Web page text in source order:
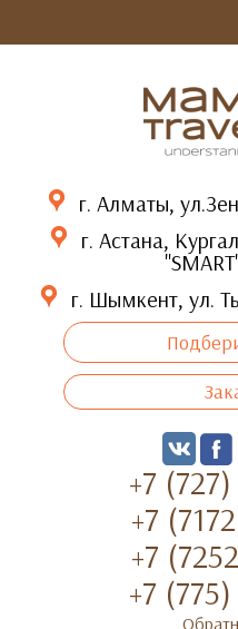
г. Алматы,
г. Астана,
г. Шымкент, ул.
+7
+7
+7
+7